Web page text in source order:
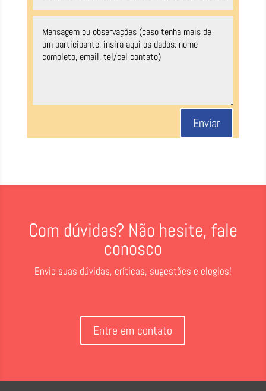
Enviar
Com dúvidas? Não hesite, fale
conosco
Envie suas dúvidas, críticas, sugestões e elogios!
Entre em contato